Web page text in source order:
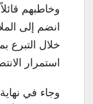
وخاطبهم
انضم إلى
استمرار
وجاء في